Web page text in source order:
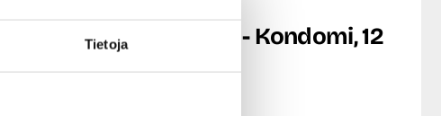
Tietoja
12
Nano Thin - Kondomi, 12